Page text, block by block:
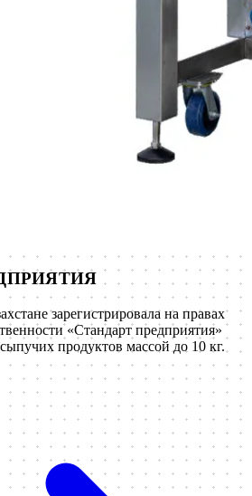
зарегистрировала на правах
«Стандарт предприятия»
продуктов массой до 10 кг.